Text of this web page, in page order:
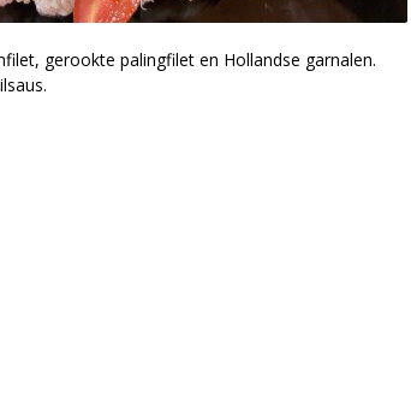
gerookte palingfilet en Hollandse garnalen.